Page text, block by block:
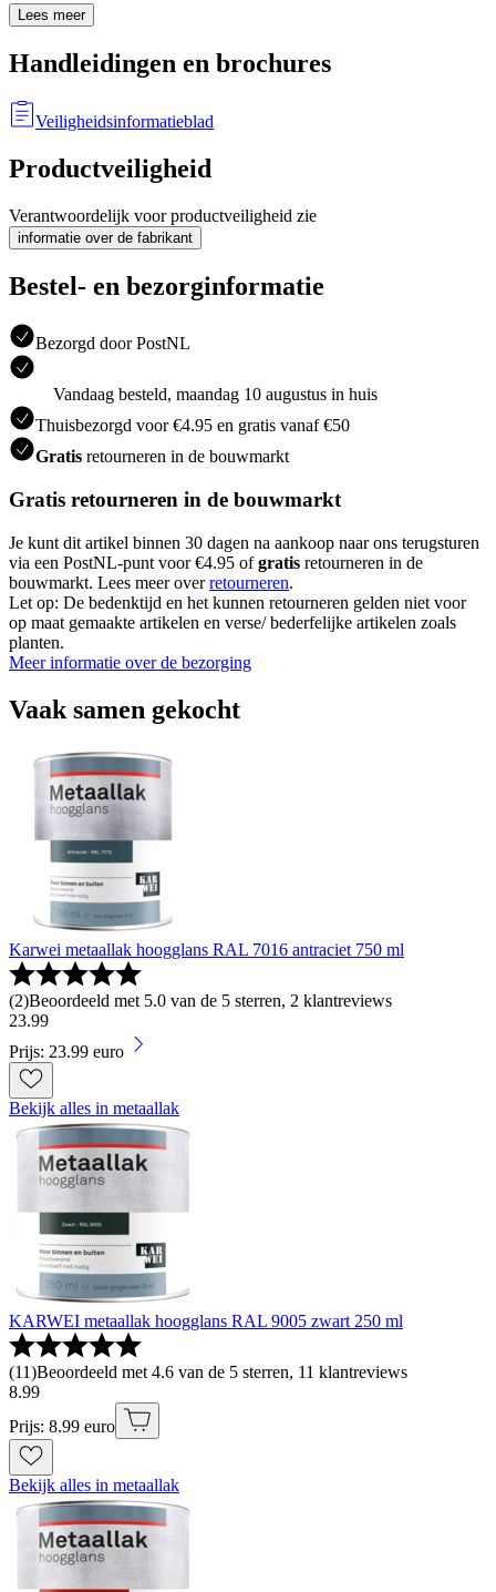
Lees meer
Handleidingen en brochures
Veiligheidsinformatieblad
Productveiligheid
Verantwoordelijk voor productveiligheid zie
informatie over de fabrikant
Bestel- en bezorginformatie
Bezorgd door PostNL
Vandaag besteld, maandag 10 augustus in huis
Thuisbezorgd voor €4.95 en gratis vanaf €50
Gratis retourneren in de bouwmarkt
Gratis retourneren in de bouwmarkt
Je kunt dit artikel binnen 30 dagen na aankoop naar ons terugsturen
via een PostNL-punt voor €4.95 ofgratis retourneren in de
bouwmarkt. Lees meer overretourneren.
Let op: De bedenktijd en het kunnen retourneren gelden niet voor
op maat gemaakte artikelen en verse/ bederfelijke artikelen zoals
planten.
Meer informatie over de bezorging
Vaak samen gekocht
Karwei metaallak hoogglans RAL 7016 antraciet 750 ml
(2)Beoordeeld met 5.0 van de 5 sterren, 2 klantreviews
23.99
Prijs: 23.99 euro
Bekijk alles in metaallak
KARWEI metaallak hoogglans RAL 9005 zwart 250 ml
(11)Beoordeeld met 4.6 van de 5 sterren, 11 klantreviews
8.99
Prijs: 8.99 euro
Bekijk alles in metaallak